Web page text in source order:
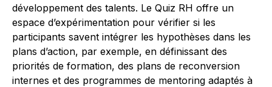
développement des talents. Le Quiz RH offre un
espace d’expérimentation pour vérifier si les
participants savent intégrer les hypothèses dans les
plans d’action, par exemple, en définissant des
priorités de formation, des plans de reconversion
internes et des programmes de mentoring adaptés à